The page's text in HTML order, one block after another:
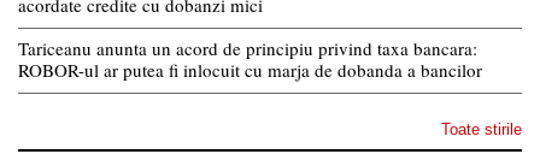
acordate credite cu dobanzi mici
Tariceanu anunta un acord de principiu privind taxa bancara:
ROBOR-ul ar putea fi inlocuit cu marja de dobanda a bancilor
Toate stirile